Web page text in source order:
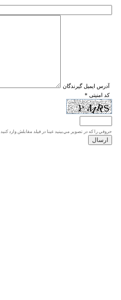
* آدرس ايميل گيرندگان
* کد امنیتی
حروفي را كه در تصوير مي‌بينيد عينا در فيلد مقابلش وارد كنيد